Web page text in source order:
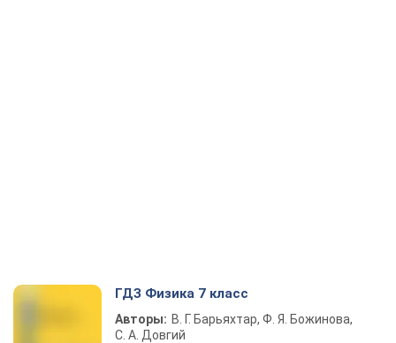
ГДЗ Физика 7 класс
Авторы: В. Г. Барьяхтар, Ф. Я. Божинова,
С. А. Довгий